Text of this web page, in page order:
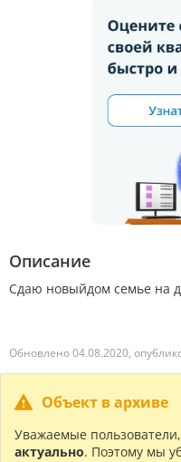
Описание
Сдаю новыйдом семье на
Обновлено 04.08.2020,
Объект в архиве
Уважаемые
актуально. Поэтому мы